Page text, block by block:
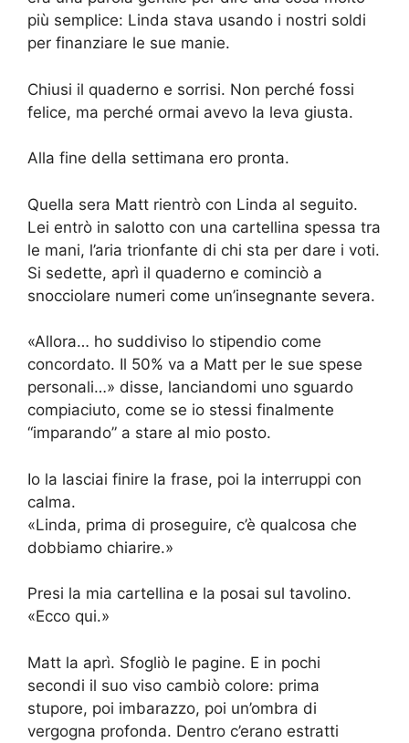
più semplice: Linda stava usando i nostri soldi
per finanziare le sue manie.
Chiusi il quaderno e sorrisi. Non perché fossi
felice, ma perché ormai avevo la leva giusta.
Alla fine della settimana ero pronta.
Quella sera Matt rientrò con Linda al seguito.
Lei entrò in salotto con una cartellina spessa tra
le mani, l’aria trionfante di chi sta per dare i voti.
Si sedette, aprì il quaderno e cominciò a
snocciolare numeri come un’insegnante severa.
«Allora… ho suddiviso lo stipendio come
concordato. Il 50% va a Matt per le sue spese
personali…» disse, lanciandomi uno sguardo
compiaciuto, come se io stessi finalmente
“imparando” a stare al mio posto.
Io la lasciai finire la frase, poi la interruppi con
calma.
«Linda, prima di proseguire, c’è qualcosa che
dobbiamo chiarire.»
Presi la mia cartellina e la posai sul tavolino.
«Ecco qui.»
Matt la aprì. Sfogliò le pagine. E in pochi
secondi il suo viso cambiò colore: prima
stupore, poi imbarazzo, poi un’ombra di
vergogna profonda. Dentro c’erano estratti